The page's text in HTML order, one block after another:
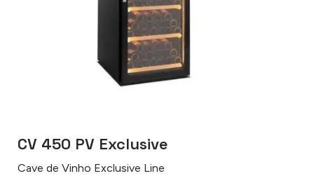
CV 450 PV Exclusive
Cave de Vinho Exclusive Line